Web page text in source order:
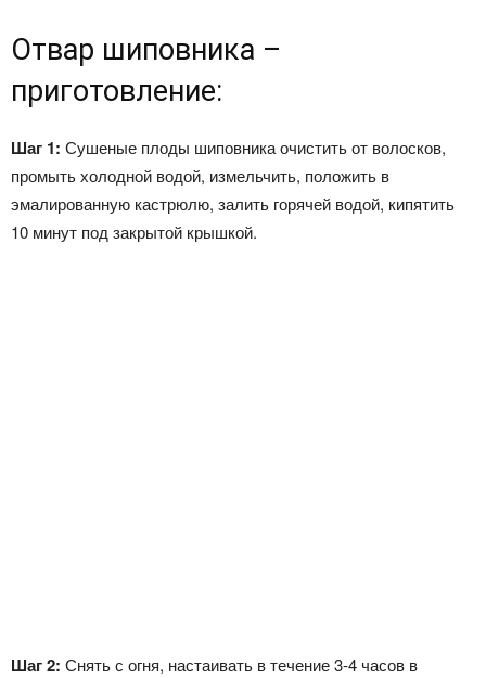
Отвар шиповника –
приготовление:
Шаг 1: Сушеные плоды шиповника очистить от волосков,
промыть холодной водой, измельчить, положить в
эмалированную кастрюлю, залить горячей водой, кипятить
10 минут под закрытой крышкой.
Шаг 2: Снять с огня, настаивать в течение 3-4 часов в